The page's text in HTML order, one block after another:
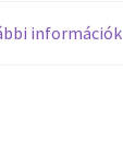
információk